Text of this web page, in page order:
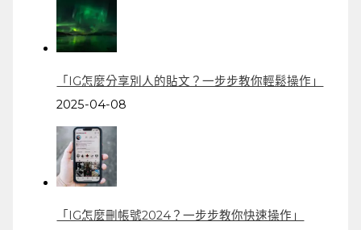
「IG怎麼分享別人的貼文？一步步教你輕鬆操作」
2025-04-08
「IG怎麼刪帳號2024？一步步教你快速操作」